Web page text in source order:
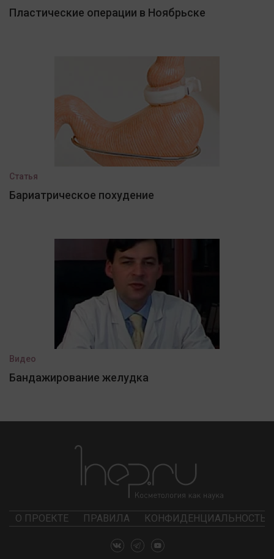
Пластические операции в Ноябрьске
Статья
Бариатрическое похудение
Видео
Бандажирование желудка
О ПРОЕКТЕ ПРАВИЛА КОНФИДЕНЦИАЛЬНОСТЬ